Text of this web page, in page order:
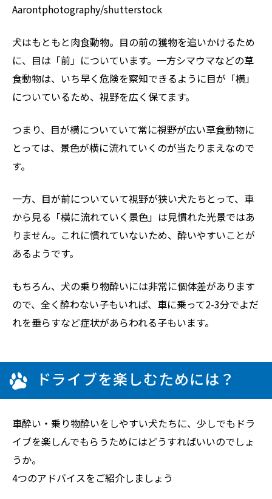
Aarontphotography/shutterstock
犬はもともと肉食動物。目の前の獲物を追いかけるため
に、目は「前」についています。一方シマウマなどの草
食動物は、いち早く危険を察知できるように目が「横」
についているため、視野を広く保てます。
つまり、目が横についていて常に視野が広い草食動物に
とっては、景色が横に流れていくのが当たりまえなので
す。
一方、目が前についていて視野が狭い犬たちとって、車
から見る「横に流れていく景色」は見慣れた光景ではあ
りません。これに慣れていないため、酔いやすいことが
あるようです。
もちろん、犬の乗り物酔いには非常に個体差があります
ので、全く酔わない子もいれば、車に乗って2-3分でよだ
れを垂らすなど症状があらわれる子もいます。
ドライブを楽しむためには？
車酔い・乗り物酔いをしやすい犬たちに、少しでもドラ
イブを楽しんでもらうためにはどうすればいいのでしょ
うか。
4つのアドバイスをご紹介しましょう